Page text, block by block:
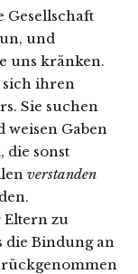
Gesellschaft
und
uns kränken.
ihren
Sie suchen
Gaben
die sonst
verstanden
zu
die Bindung an